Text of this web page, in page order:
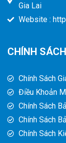
Gia Lai
Website :
CHÍNH
Chính Sách
Điều Khoản
Chính Sách
Chính Sách
Chính Sách